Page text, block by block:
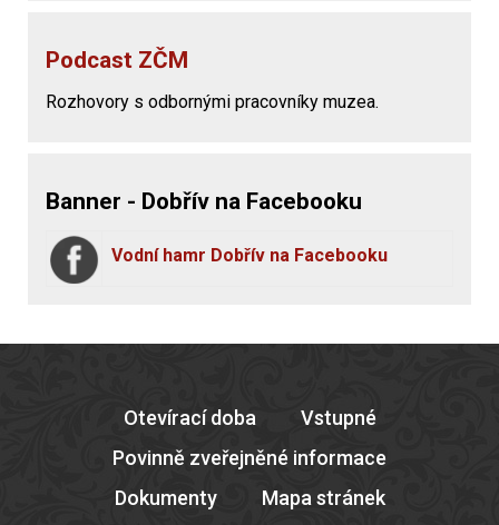
Podcast ZČM
Rozhovory s odbornými pracovníky muzea.
Banner - Dobřív na Facebooku
Vodní hamr Dobřív na Facebooku
Otevírací doba
Vstupné
Povinně zveřejněné informace
Dokumenty
Mapa stránek